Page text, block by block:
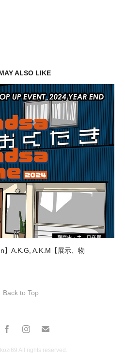
ALSO LIKE
】A.K.G, A.K.M【展示、物
Back to Top
All rights reserved.